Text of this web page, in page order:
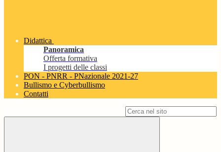
Didattica
Panoramica
Offerta formativa
I progetti delle classi
PON - PNRR - PNazionale 2021-27
Bullismo e Cyberbullismo
Contatti